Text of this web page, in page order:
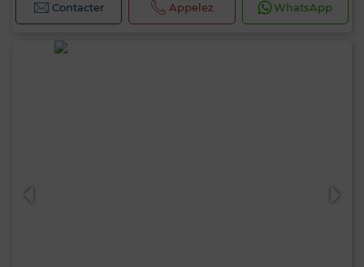
Contacter Appelez WhatsApp